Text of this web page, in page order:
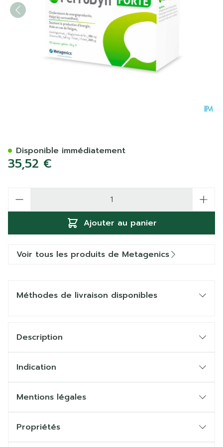
35,52 €
Ajouter au panier
Disponible immédiatement
Voir tous les produits de Metagenics
Méthodes de livraison disponibles
Description
Indication
Mentions légales
Propriétés